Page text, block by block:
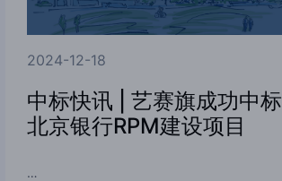
2024-12-18
中标快讯 | 艺赛旗成功中标
北京银行RPM建设项目
…